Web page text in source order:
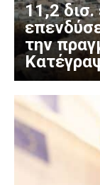
11,2
την